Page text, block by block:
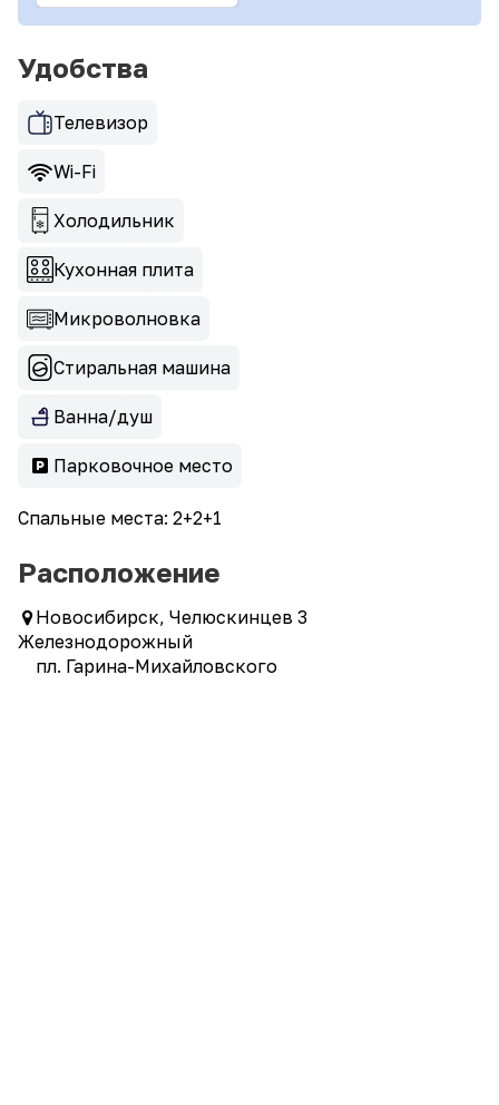
Удобства
Телевизор
Wi-Fi
Холодильник
Кухонная плита
Микроволновка
Стиральная машина
Ванна/душ
Парковочное место
Спальные места: 2+2+1
Расположение
Новосибирск, Челюскинцев 3
Железнодорожный
пл. Гарина-Михайловского